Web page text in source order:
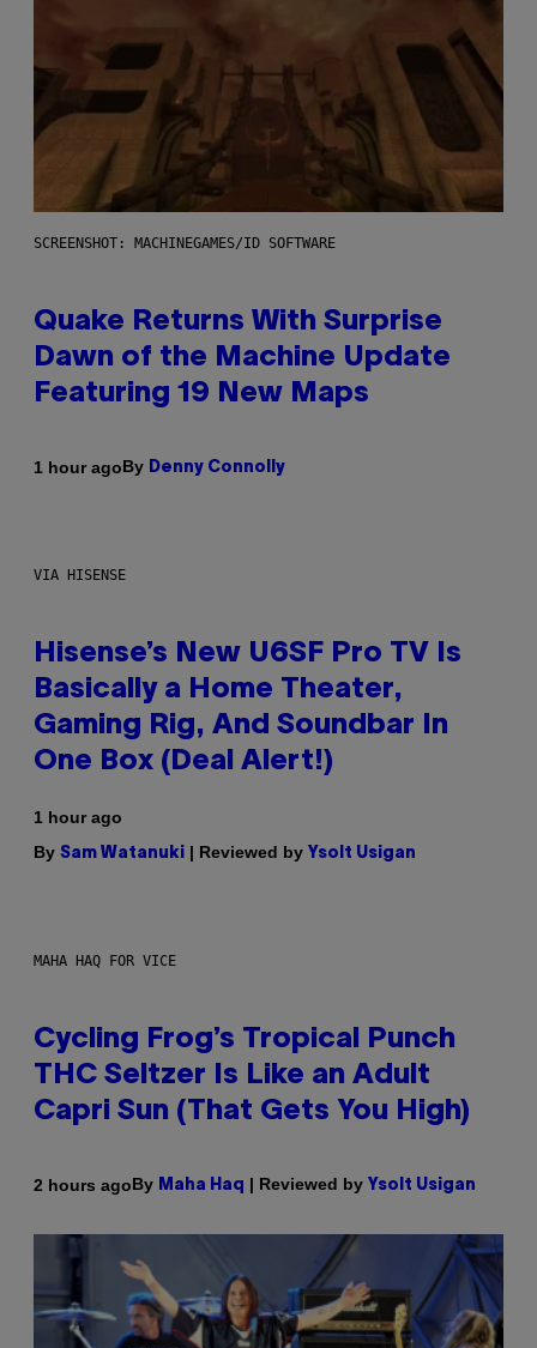
SCREENSHOT: MACHINEGAMES/ID SOFTWARE
Quake Returns With Surprise
Dawn of the Machine Update
Featuring 19 New Maps
1 hour agoBy Denny Connolly
VIA HISENSE
Hisense’s New U6SF Pro TV Is
Basically a Home Theater,
Gaming Rig, And Soundbar In
One Box (Deal Alert!)
1 hour ago
By Sam Watanuki | Reviewed by Ysolt Usigan
MAHA HAQ FOR VICE
Cycling Frog’s Tropical Punch
THC Seltzer Is Like an Adult
Capri Sun (That Gets You High)
2 hours agoBy Maha Haq | Reviewed by Ysolt Usigan